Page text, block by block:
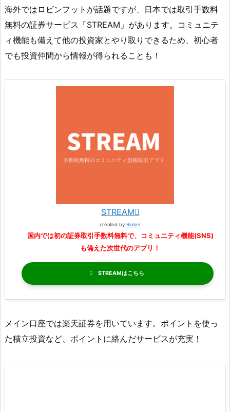
海外ではロビンフットが話題ですが、日本では取引手数料
無料の証券サービス「STREAM」があります。コミュニテ
ィ機能も備えて他の投資家とやり取りできるため、初心者
でも投資仲間から情報が得られることも！
STREAM
created by Rinker
国内では初の証券取引手数料無料で、コミュニティ機能(SNS)
も備えた次世代のアプリ！
STREAM
メイン口座では楽天証券を用いています。ポイントを使っ
た積立投資など、ポイントに絡んだサービスが充実！